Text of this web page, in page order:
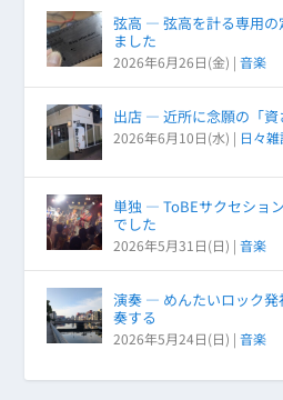
弦高 ― 弦高を計る専用の
ました
2026年6月26日(金) |音楽
出店 ― 近所に念願の「資
2026年6月10日(水) | 日々
単独 ― ToBEサクセショ
でした
2026年5月31日(日) |音楽
演奏 ― めんたいロック
奏する
2026年5月24日(日) |音楽